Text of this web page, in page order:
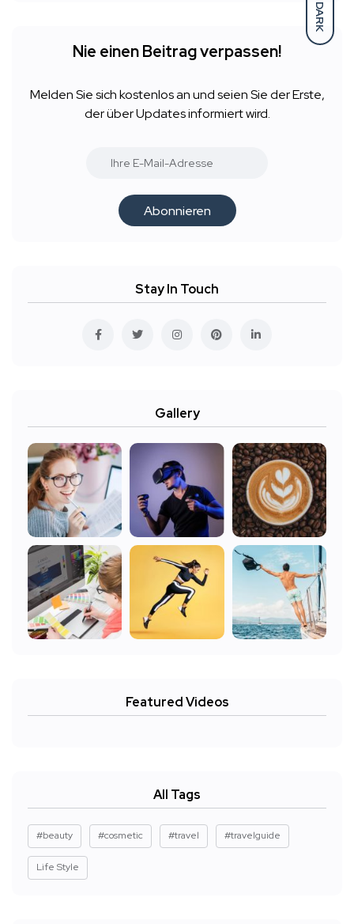
DARK
Nie einen Beitrag verpassen!
Melden Sie sich kostenlos an und seien Sie der Erste,
der über Updates informiert wird.
Abonnieren
Stay In Touch
Gallery
Featured Videos
All Tags
#beauty #cosmetic #travel #travelguide
Life Style